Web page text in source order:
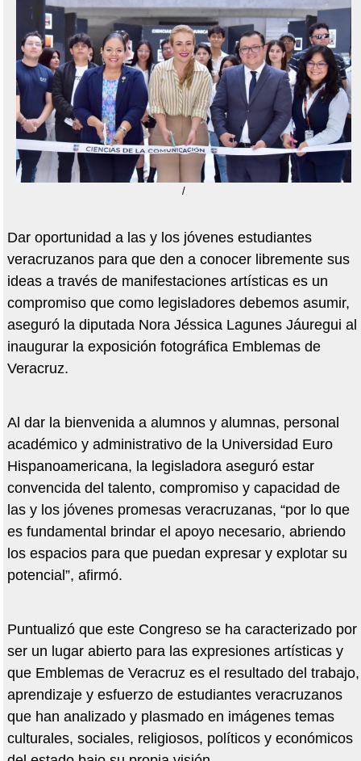
/
Dar oportunidad a las y los jóvenes estudiantes
veracruzanos para que den a conocer libremente sus
ideas a través de manifestaciones artísticas es un
compromiso que como legisladores debemos asumir,
aseguró la diputada Nora Jéssica Lagunes Jáuregui al
inaugurar la exposición fotográfica Emblemas de
Veracruz.
Al dar la bienvenida a alumnos y alumnas, personal
académico y administrativo de la Universidad Euro
Hispanoamericana, la legisladora aseguró estar
convencida del talento, compromiso y capacidad de
las y los jóvenes promesas veracruzanas, “por lo que
es fundamental brindar el apoyo necesario, abriendo
los espacios para que puedan expresar y explotar su
potencial”, afirmó.
Puntualizó que este Congreso se ha caracterizado por
ser un lugar abierto para las expresiones artísticas y
que Emblemas de Veracruz es el resultado del trabajo,
aprendizaje y esfuerzo de estudiantes veracruzanos
que han analizado y plasmado en imágenes temas
culturales, sociales, religiosos, políticos y económicos